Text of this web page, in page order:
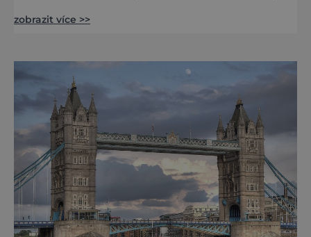
opucovat zašedlý kabát. Na konci srpna roku
čtyřčlenná údržbářská četa, vyzbrojena
hadry a kbelíky s mýdlovou vodou, po
několik dní navracela zašlý lesk. [caption
zobrazit více >>